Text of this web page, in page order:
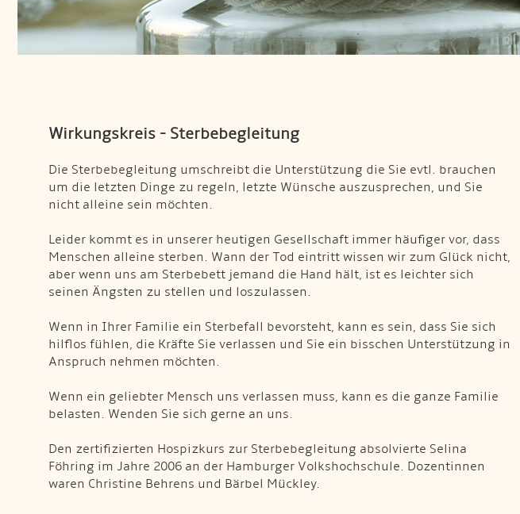
Wirkungskreis - Sterbebegleitung
Die Sterbebegleitung umschreibt die Unterstützung die Sie evtl. brauchen
um die letzten Dinge zu regeln, letzte Wünsche auszusprechen, und Sie
nicht alleine sein möchten.
Leider kommt es in unserer heutigen Gesellschaft immer häufiger vor, dass
Menschen alleine sterben. Wann der Tod eintritt wissen wir zum Glück nicht,
aber wenn uns am Sterbebett jemand die Hand hält, ist es leichter sich
seinen Ängsten zu stellen und loszulassen.
Wenn in Ihrer Familie ein Sterbefall bevorsteht, kann es sein, dass Sie sich
hilflos fühlen, die Kräfte Sie verlassen und Sie ein bisschen Unterstützung in
Anspruch nehmen möchten.
Wenn ein geliebter Mensch uns verlassen muss, kann es die ganze Familie
belasten. Wenden Sie sich gerne an uns.
Den zertifizierten Hospizkurs zur Sterbebegleitung absolvierte Selina
Föhring im Jahre 2006 an der Hamburger Volkshochschule. Dozentinnen
waren Christine Behrens und Bärbel Mückley.